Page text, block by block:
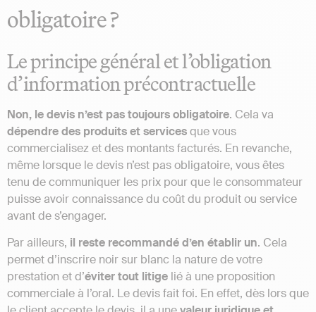
obligatoire ?
Le principe général et l’obligation
d’information précontractuelle
Non, le devis n’est pas toujours obligatoire. Cela va
dépendre des produits et servicesque vous
commercialisez et des montants facturés. En revanche,
même lorsque le devis n’est pas obligatoire, vous êtes
tenu de communiquer les prix pour que le consommateur
puisse avoir connaissance du coût du produit ou service
avant de s’engager.
Par ailleurs, il reste recommandé d’en établir un. Cela
permet d’inscrire noir sur blanc la nature de votre
prestation et d’éviter tout litige lié à une proposition
commerciale à l’oral. Le devis fait foi. En effet, dès lors que